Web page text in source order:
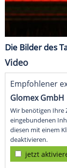
Die Bilder des
Video
Empfohlener
Glomex GmbH
Wir benötigen Ihre
eingebundenen
diesen mit einem
deaktivieren.
jetzt